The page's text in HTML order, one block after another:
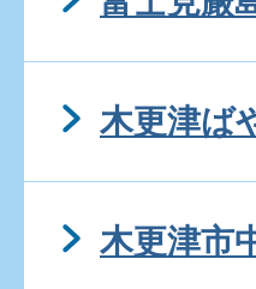
木更津ば
木更津市